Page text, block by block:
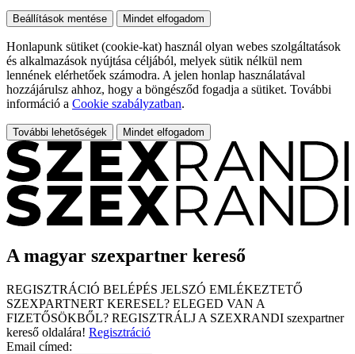
Beállítások mentése Mindet elfogadom
Honlapunk sütiket (cookie-kat) használ olyan webes szolgáltatások
és alkalmazások nyújtása céljából, melyek sütik nélkül nem
lennének elérhetőek számodra. A jelen honlap használatával
hozzájárulsz ahhoz, hogy a böngésződ fogadja a sütiket. További
információ a Cookie szabályzatban.
További lehetőségek Mindet elfogadom
A magyar szexpartner kereső
REGISZTRÁCIÓ BELÉPÉS JELSZÓ EMLÉKEZTETŐ
SZEXPARTNERT KERESEL? ELEGED VAN A
FIZETŐSÖKBŐL? REGISZTRÁLJ A SZEXRANDI szexpartner
kereső oldalára! Regisztráció
Email címed: